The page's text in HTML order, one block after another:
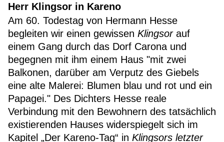
Herr Klingsor in Kareno
Am 60. Todestag von Hermann Hesse
begleiten wir einen gewissen Klingsorauf
einem Gang durch das Dorf Carona und
begegnen mit ihm einem Haus "mit zwei
Balkonen, darüber am Verputz des Giebels
eine alte Malerei: Blumen blau und rot und ein
Papagei." Des Dichters Hesse reale
Verbindung mit den Bewohnern des tatsächlich
existierenden Hauses widerspiegelt sich im
Kapitel „Der Kareno-Tag“ in Klingsors letzter